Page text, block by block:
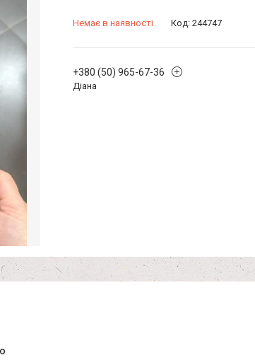
Немає в наявності Код: 244747
+380 (50) 965-67-36
Діана